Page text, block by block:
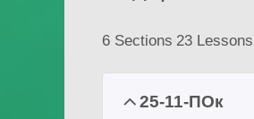
6 Sections 23 Lessons
25-11-ПОк